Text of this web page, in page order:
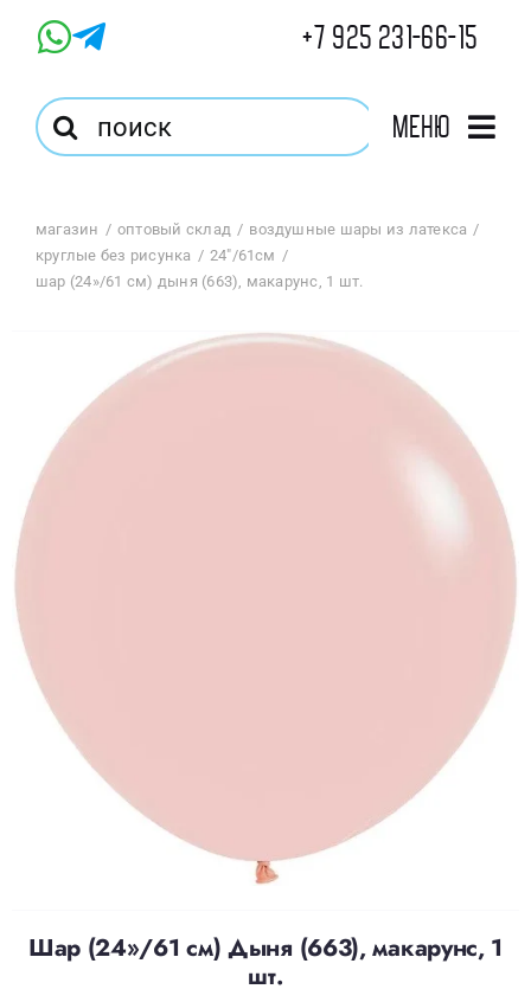
+7 925 231-66-15
Результат
поиска:
Меню
Магазин
Оптовый Магазин
Корзина
Отзывы
Контакты
магазин оптовый склад
воздушные шары из латекса
круглые без рисунка
24"/61см
шар (24»/61 см) дыня (663), макарунс, 1 шт.
Шар (24»/61 см) Дыня (663), макарунс, 1
шт.